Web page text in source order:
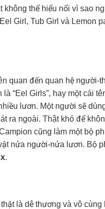
không thể hiểu nổi vì sao
Girl, Tub Girl và Lemon
quan đến quan hệ người-
“Eel Girls”, hay một cái
lươn. Một người sẽ
ra ngoài. Thật khó để
cũng làm một bộ
nửa người-nửa lươn. Bộ
.
là dễ thương và vô